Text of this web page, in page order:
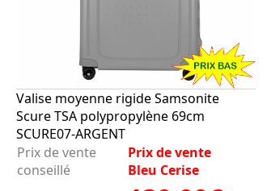
Valise moyenne rigide Samsonite
Scure TSA polypropylène 69cm
SCURE07-ARGENT
Prix de vente
conseillé
Prix de vente
Bleu Cerise